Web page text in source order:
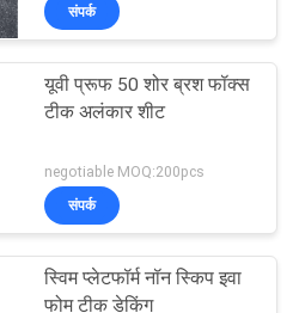
संपर्क
यूवी प्रूफ 50 शोर ब्रश फॉक्स
टीक अलंकार शीट
negotiable MOQ:200pcs
संपर्क
स्विम प्लेटफॉर्म नॉन स्किप इवा
फोम टीक डेकिंग